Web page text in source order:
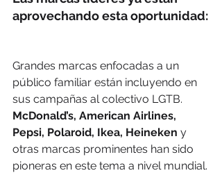
aprovechando esta oportunidad:
Grandes marcas enfocadas a un
público familiar están incluyendo en
sus campañas al colectivo LGTB.
McDonald’s, American Airlines,
Pepsi, Polaroid, Ikea, Heineken y
otras marcas prominentes han sido
pioneras en este tema a nivel mundial.